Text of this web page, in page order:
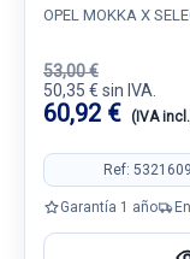
OPEL MOKKA X
53,00 €
50,35 € sin IVA.
60,92 € (IVA
Ref: 5321609
Garantía 1 año